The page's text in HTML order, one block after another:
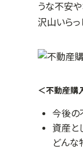
うな不安
沢山いらっ
＜不動産購
今後の
資産と
どんな